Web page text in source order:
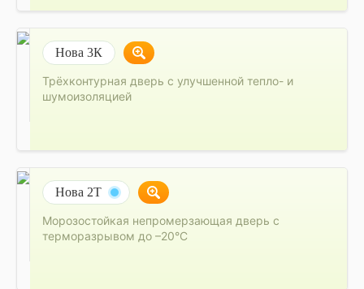
Нова 3К
Трёхконтурная дверь с улучшенной тепло- и
шумоизоляцией
Нова 2Т
Морозостойкая непромерзающая дверь с
терморазрывом до –20°C